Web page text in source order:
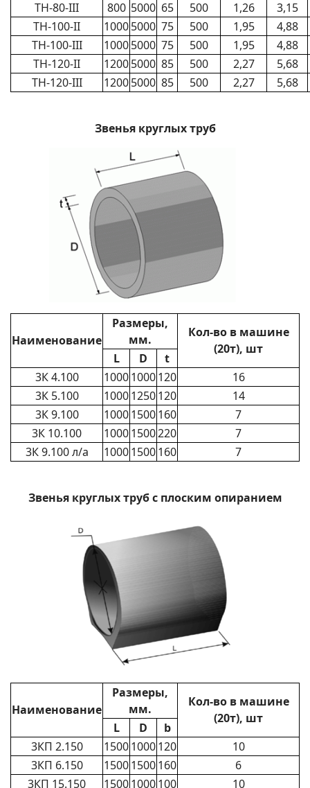
ТН-80-ІІІ
800 5000 65 500 1,26
3,15
ТН-100-ІІ
10005000 75 500 1,95
4,88
ТН-100-ІІІ
10005000 75 500 1,95
4,88
ТН-120-ІІ
12005000 85 500 2,27
5,68
ТН-120-ІІІ
12005000 85 500 2,27 5,68
Звенья круглых труб
Наименование
Размеры,
мм.
Кол-во в машине
(20т), шт
L D
t
3К 4.100
10001000120
16
3К 5.100
10001250120
14
3К 9.100
10001500160
7
3К 10.100
10001500220
7
3К 9.100 л/а
10001500160 7
Звенья круглых труб с плоским опиранием
Наименование
Размеры,
мм.
Кол-во в машине
(20т), шт
L D
b
3КП 2.150
15001000120
10
3КП 6.150
15001500160
6
3КП 15.150
15001000100 10